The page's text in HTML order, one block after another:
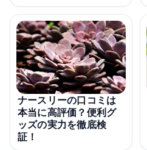
ナースリーの口コミは
本当に高評価？便利グ
ッズの実力を徹底検
証！